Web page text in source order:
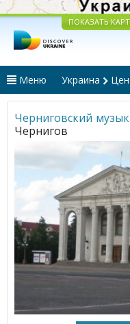
ПОКАЗАТЬ
Меню Украина
Черниговский
Чернигов